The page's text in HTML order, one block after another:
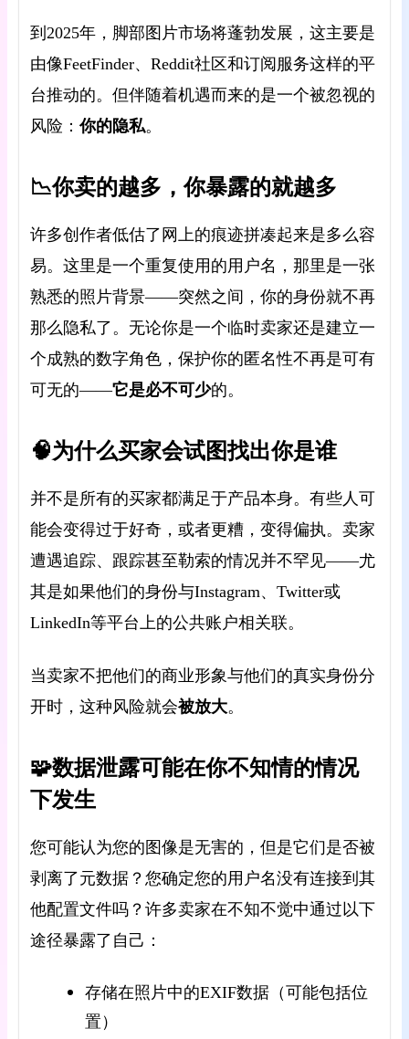
到2025年，脚部图片市场将蓬勃发展，这主要是
由像FeetFinder、Reddit社区和订阅服务这样的平
台推动的。但伴随着机遇而来的是一个被忽视的
风险：你的隐私。
📉你卖的越多，你暴露的就越多
许多创作者低估了网上的痕迹拼凑起来是多么容
易。这里是一个重复使用的用户名，那里是一张
熟悉的照片背景——突然之间，你的身份就不再
那么隐私了。无论你是一个临时卖家还是建立一
个成熟的数字角色，保护你的匿名性不再是可有
可无的——它是必不可少的。
🧠为什么买家会试图找出你是谁
并不是所有的买家都满足于产品本身。有些人可
能会变得过于好奇，或者更糟，变得偏执。卖家
遭遇追踪、跟踪甚至勒索的情况并不罕见——尤
其是如果他们的身份与Instagram、Twitter或
LinkedIn等平台上的公共账户相关联。
当卖家不把他们的商业形象与他们的真实身份分
开时， 这种风险就会被放大。
🧩数据泄露可能在你不知情的情况
下发生
您可能认为您的图像是无害的，但是它们是否被
剥离了元数据？您确定您的用户名没有连接到其
他配置文件吗？许多卖家在不知不觉中通过以下
途径暴露了自己：
存储在照片中的EXIF数据（可能包括位
置）